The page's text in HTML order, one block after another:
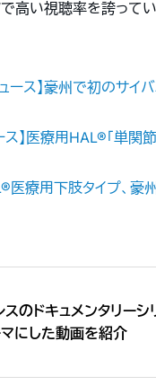
高い視聴率を誇って
ス】豪州で初のサイ
】医療用HAL®「単関
療用下肢タイプ、豪
スのドキュメンタリーシ
にした動画を紹介